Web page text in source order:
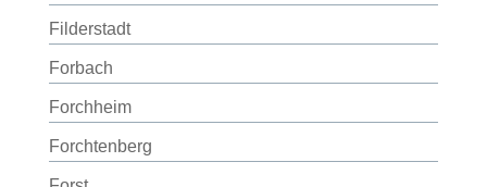
Filderstadt
Forbach
Forchheim
Forchtenberg